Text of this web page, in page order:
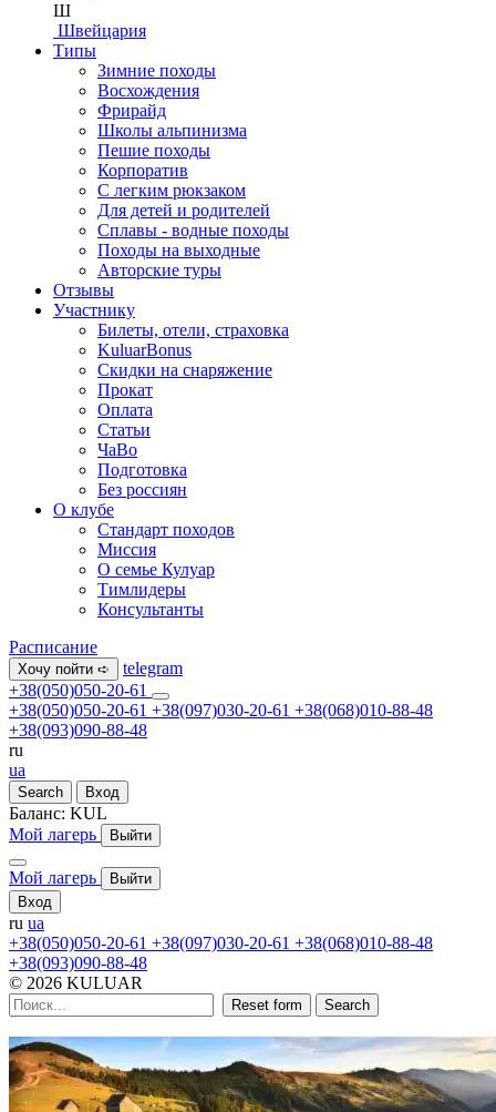
Ш
Швейцария
Типы
Зимние походы
Восхождения
Фрирайд
Школы альпинизма
Пешие походы
Корпоратив
С легким рюкзаком
Для детей и родителей
Сплавы - водные походы
Походы на выходные
Авторские туры
Отзывы
Участнику
Билеты, отели, страховка
KuluarBonus
Скидки на снаряжение
Прокат
Оплата
Статьи
ЧаВо
Подготовка
Без россиян
О клубе
Стандарт походов
Миссия
О семье Кулуар
Тимлидеры
Консультанты
Расписание
Хочу пойти ➪
telegram
+38(050)050-20-61
+38(050)050-20-61 +38(097)030-20-61 +38(068)010-88-48
+38(093)090-88-48
ru
ua
Search Вход
Баланс: KUL
Мой лагерь
Выйти
Мой лагерь
Выйти
Вход
ru ua
+38(050)050-20-61 +38(097)030-20-61 +38(068)010-88-48
+38(093)090-88-48
© 2026 KULUAR
Reset form Search